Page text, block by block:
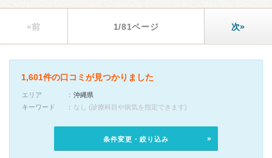
«前 1/81ページ 次»
1,601件の口コミが見つかりました
エリア
沖縄県
キーワード
なし (診療科目や病気を指定できます)
条件変更・絞り込み